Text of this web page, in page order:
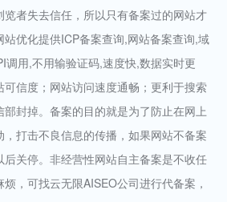
者失去信任，所以只有备案过的网站才
优化提供ICP备案查询,网站备案查询,域
调用,不用输验证码,速度快,数据实时更
信度；网站访问速度通畅；更利于搜索
封掉。备案的目的就是为了防止在网上
打击不良信息的传播，如果网站不备案
关停。非经营性网站自主备案是不收任
，可找云无限AISEO公司进行代备案，